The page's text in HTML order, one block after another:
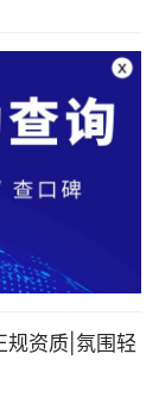
规资质|氛围轻